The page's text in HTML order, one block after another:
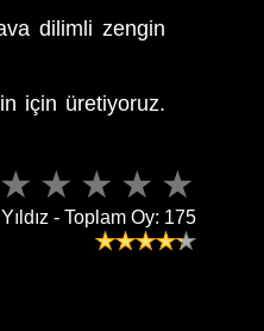
dilimli zengin
için üretiyoruz.
- Toplam Oy: 175